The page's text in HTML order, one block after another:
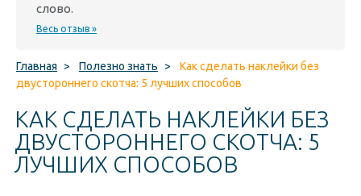
слово.
Весь отзыв »
Главная > Полезно знать >
Как сделать наклейки без
двустороннего скотча: 5 лучших способов
КАК СДЕЛАТЬ НАКЛЕЙКИ БЕЗ
ДВУСТОРОННЕГО СКОТЧА: 5
ЛУЧШИХ СПОСОБОВ